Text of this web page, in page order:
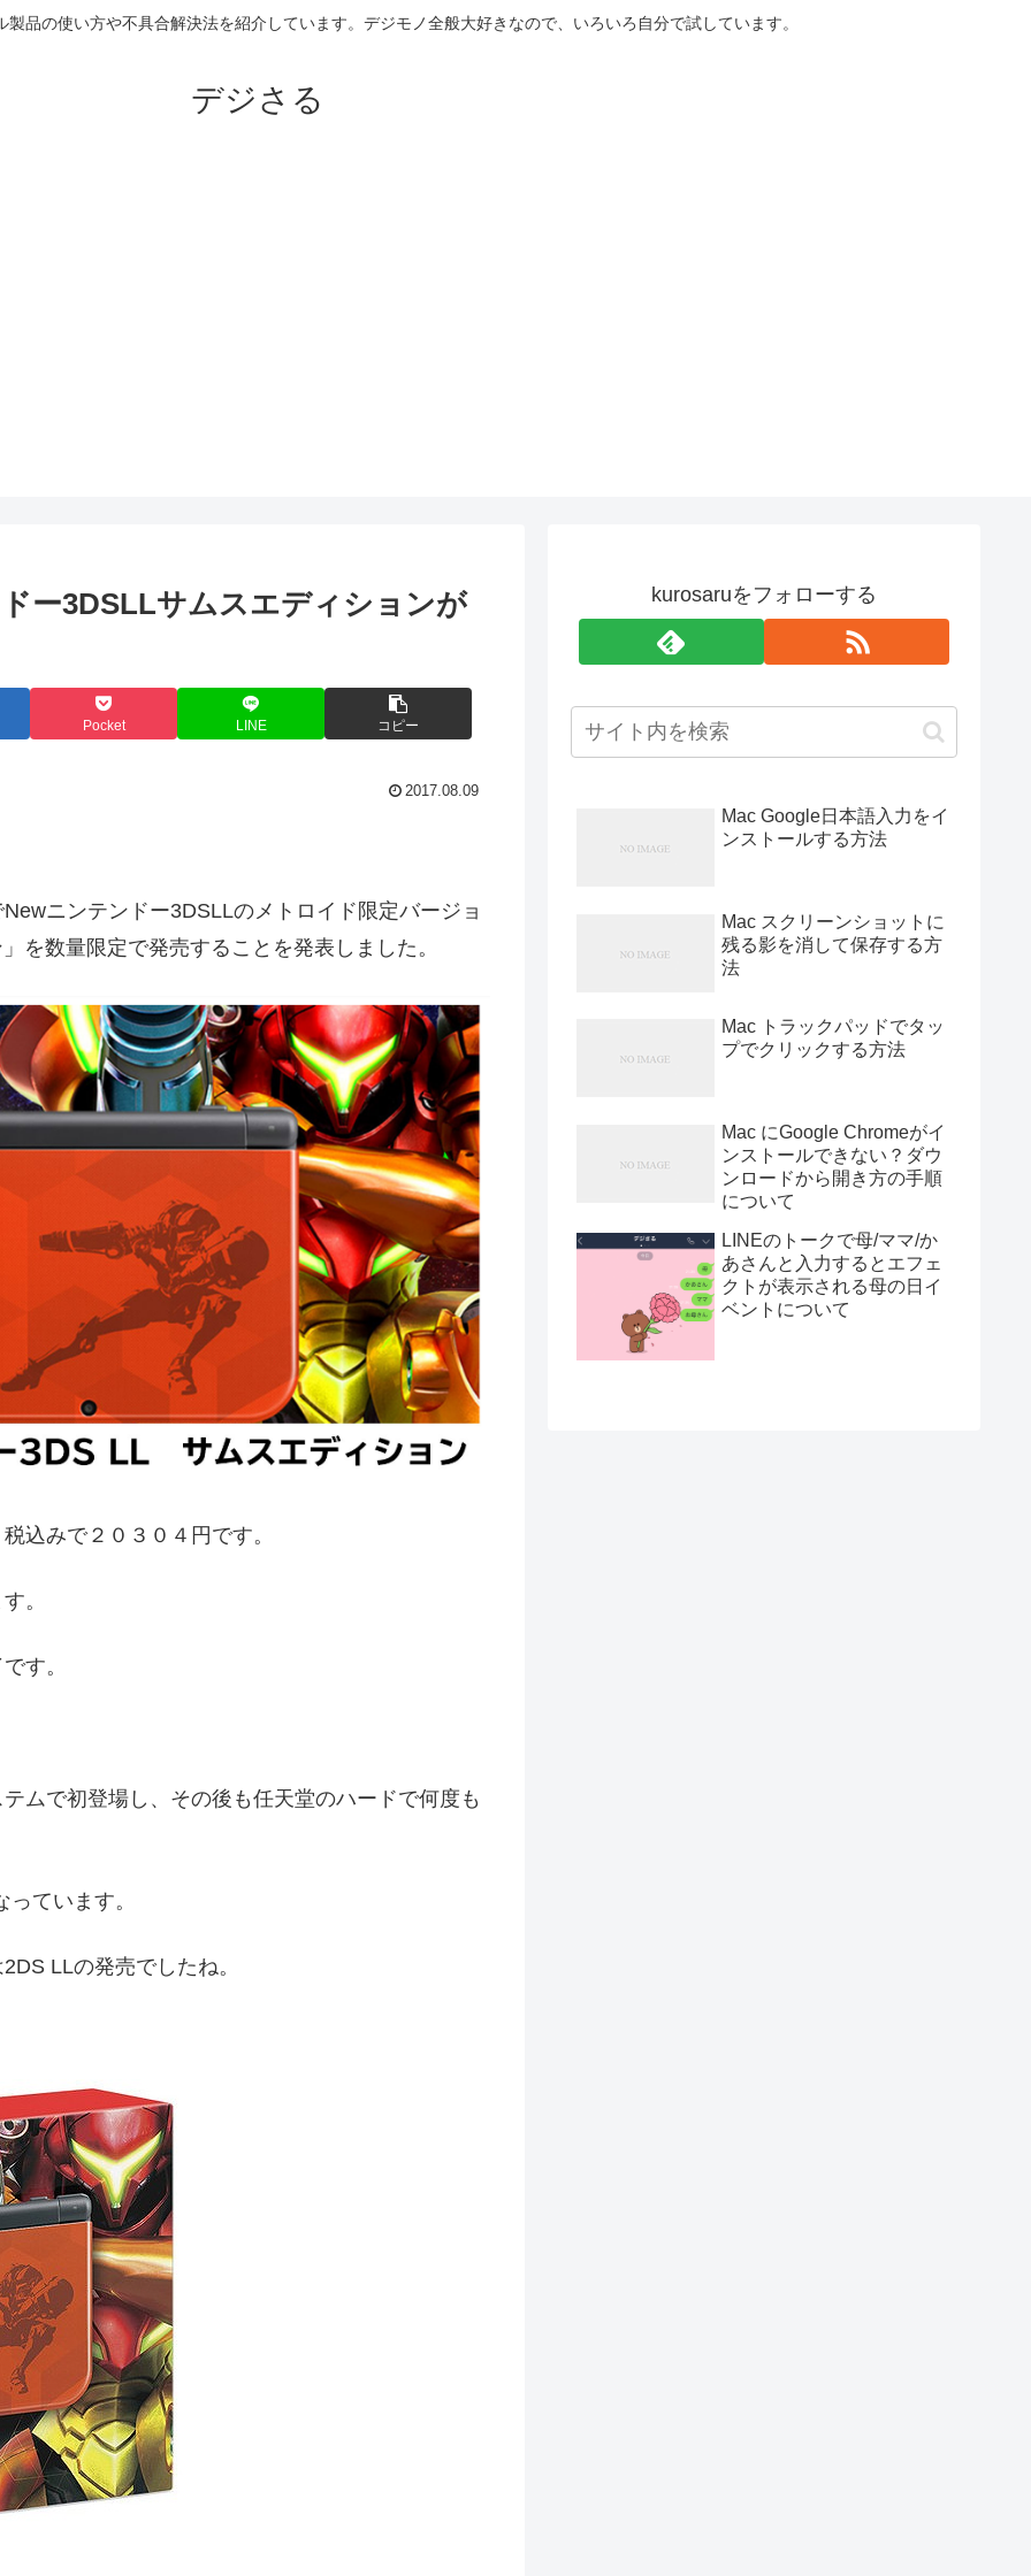
品の使い方や不具合解決法を紹介しています。デジモノ全般大好きなので、いろいろ自分で試しています。
デジさる
ー3DSLLサムスエディションが
Pocket LINE コピー
2017.08.09
ニンテンドー3DSLLのメトロイド限定バージョ
を数量限定で発売することを発表しました。
込みで２０３０４円です。
。
す。
ムで初登場し、その後も任天堂のハードで何度も
ています。
LLの発売でしたね。
kurosaruをフォローする
Mac Google日本語入力をイ
ンストールする方法
Mac スクリーンショットに
残る影を消して保存する方
法
Mac トラックパッドでタッ
プでクリックする方法
Mac にGoogle Chromeがイ
ンストールできない？ダウ
ンロードから開き方の手順
について
LINEのトークで母/ママ/か
あさんと入力するとエフェ
クトが表示される母の日イ
ベントについて